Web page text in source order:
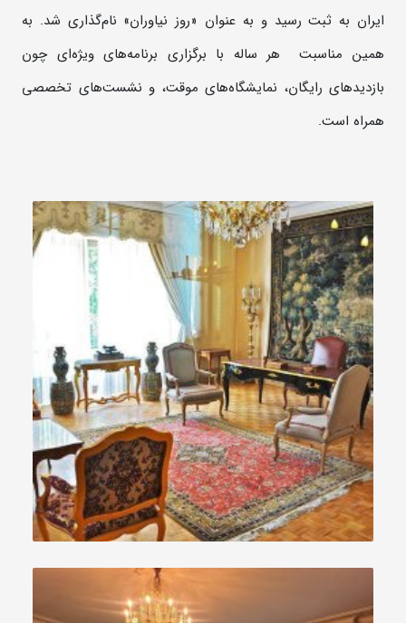
ایران به ثبت رسید و به عنوان «روز نیاوران» نام‌گذاری شد. به
همین مناسبت هر ساله با برگزاری برنامه‌های ویژه‌ای چون
بازدیدهای رایگان، نمایشگاه‌های موقت، و نشست‌های تخصصی
همراه است.